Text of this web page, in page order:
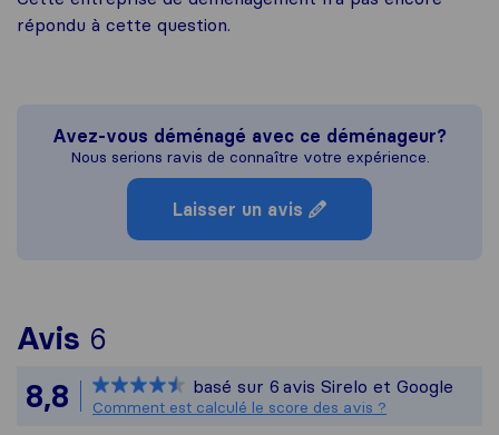
répondu à cette question.
Avez-vous déménagé avec ce déménageur?
Nous serions ravis de connaître votre expérience.
Laisser un avis
Avis 6
Sirelo n'est pas
Tous les avis recueillis
8,8 basé sur 6 avis Sirelo et Google
Comment est calculé le score des avis ?